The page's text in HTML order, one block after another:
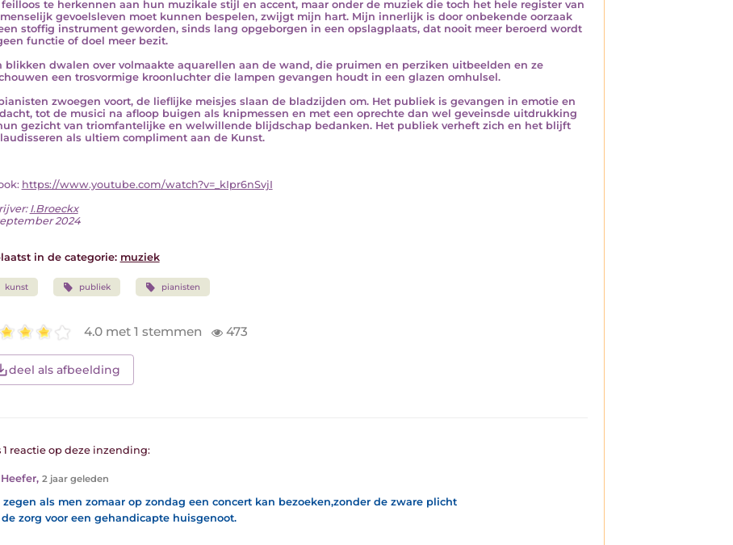
te herkennen aan hun muzikale stijl en accent, maar onder de muziek die toch het hele register van
gevoelsleven moet kunnen bespelen, zwijgt mijn hart. Mijn innerlijk is door onbekende oorzaak
stoffig instrument geworden, sinds lang opgeborgen in een opslagplaats, dat nooit meer beroerd wordt
functie of doel meer bezit.
blikken dwalen over volmaakte aquarellen aan de wand, die pruimen en perziken uitbeelden en ze
een trosvormige kroonluchter die lampen gevangen houdt in een glazen omhulsel.
zwoegen voort, de lieflijke meisjes slaan de bladzijden om. Het publiek is gevangen in emotie en
tot de musici na afloop buigen als knipmessen en met een oprechte dan wel geveinsde uitdrukking
gezicht van triomfantelijke en welwillende blijdschap bedanken. Het publiek verheft zich en het blijft
als ultiem compliment aan de Kunst.
https://www.youtube.com/watch?v=_kIpr6nSvjI
I.Broeckx
2024
in de categorie: muziek
kunst publiek pianisten
4.0 met 1 stemmen 473
deel als afbeelding
1 reactie op deze inzending:
, 2 jaar geleden
zegen als men zomaar op zondag een concert kan bezoeken,zonder de zware plicht
zorg voor een gehandicapte huisgenoot.